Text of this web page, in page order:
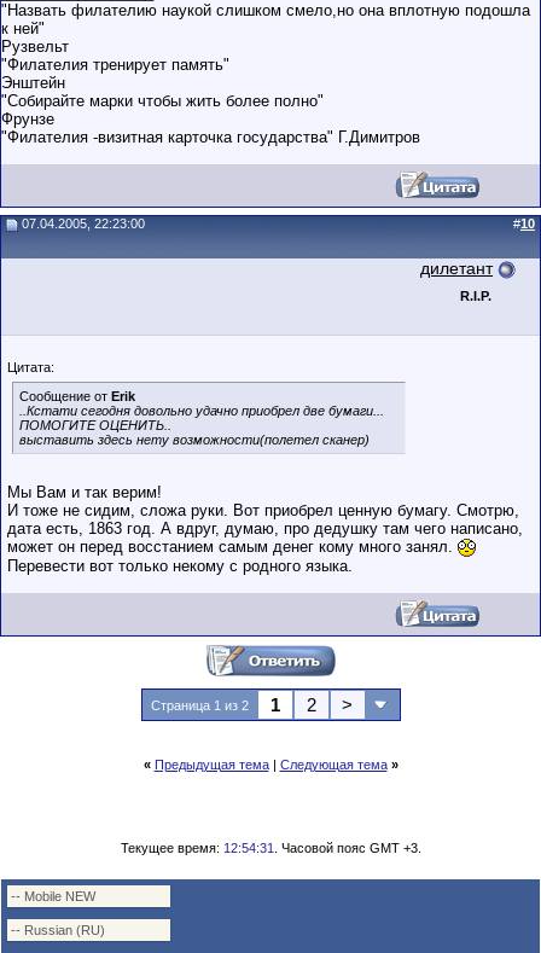
"Назвать филателию наукой слишком смело,но она вплотную подошла
к ней"
Рузвельт
"Филателия тренирует память"
Энштейн
"Собирайте марки чтобы жить более полно"
Фрунзе
"Филателия -визитная карточка государства" Г.Димитров
07.04.2005, 22:23:00 #10
дилетант
R.I.P.
Цитата:
Сообщение от Erik
..Кстати сегодня довольно удачно приобрел две бумаги...
ПОМОГИТЕ ОЦЕНИТЬ..
выставить здесь нету возможности(полетел сканер)
Мы Вам и так верим!
И тоже не сидим, сложа руки. Вот приобрел ценную бумагу. Смотрю,
дата есть, 1863 год. А вдруг, думаю, про дедушку там чего написано,
может он перед восстанием самым денег кому много занял.
Перевести вот только некому с родного языка.
Страница 1 из 2 1 2 >
« Предыдущая тема| Следующая тема »
Текущее время: 12:54:31 . Часовой пояс GMT +3.